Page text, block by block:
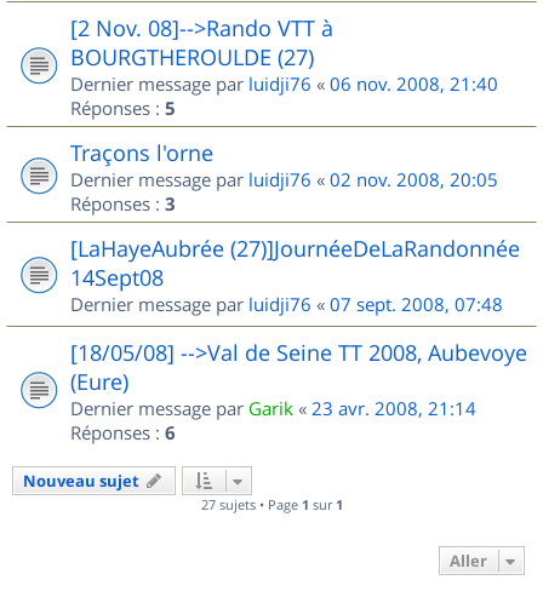
[2 Nov. 08]-->Rando VTT à
BOURGTHEROULDE (27)
Dernier message par luidji76 « 06 nov. 2008, 21:40
Réponses : 5
Traçons l'orne
Dernier message par luidji76 « 02 nov. 2008, 20:05
Réponses : 3
[LaHayeAubrée (27)]JournéeDeLaRandonnée
14Sept08
Dernier message par luidji76 « 07 sept. 2008, 07:48
[18/05/08] -->Val de Seine TT 2008, Aubevoye
(Eure)
Dernier message par Garik « 23 avr. 2008, 21:14
Réponses : 6
Nouveau sujet
27 sujets • Page 1 sur 1
Aller